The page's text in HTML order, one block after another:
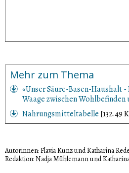
Mehr zum Thema
«Unser Säure-Basen-Haushalt
Waage zwischen Wohlbefinden
Nahrungsmitteltabelle [132.49
Autorinnen: Flavia Kunz und Katharina
Redaktion: Nadja Mühlemann und